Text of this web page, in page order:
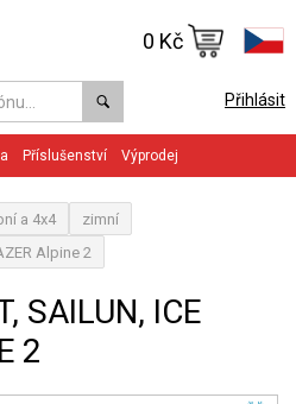
Přihlásit
0 Kč
Příslušenství Výprodej
a 4x4
zimní
Alpine 2
SAILUN, ICE
2